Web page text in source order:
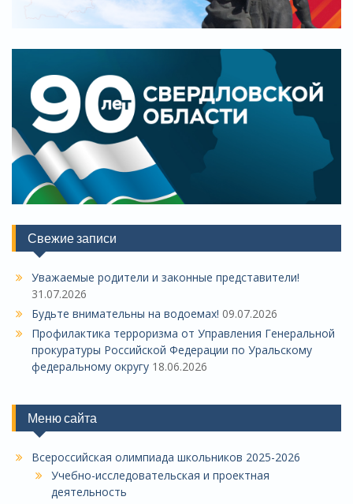
Свежие записи
Уважаемые родители и законные представители!
31.07.2026
Будьте внимательны на водоемах! 09.07.2026
Профилактика терроризма от Управления Генеральной
прокуратуры Российской Федерации по Уральскому
федеральному округу 18.06.2026
Меню сайта
Всероссийская олимпиада школьников 2025-2026
Учебно-исследовательская и проектная
деятельность